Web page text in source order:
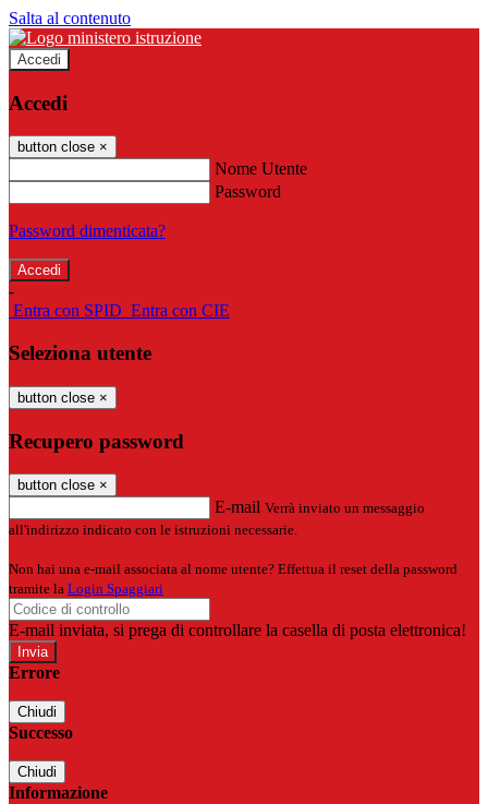
Salta al contenuto
Accedi
Accedi
button close ×
Nome Utente
Password
Password dimenticata?
-
Entra con SPID Entra con CIE
Seleziona utente
button close ×
Recupero password
button close ×
E-mail Verrà inviato un messaggio
all'indirizzo indicato con le istruzioni necessarie.
Non hai una e-mail associata al nome utente? Effettua il reset della password
tramite la Login Spaggiari
E-mail inviata, si prega di controllare la casella di posta elettronica!
Errore
Chiudi
Successo
Chiudi
Informazione